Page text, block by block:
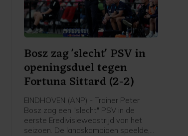
Bosz zag 'slecht' PSV in
openingsduel tegen
Fortuna Sittard (2-2)
EINDHOVEN (ANP) - Trainer Peter
Bosz zag een "slecht" PSV in de
eerste Eredivisiewedstrijd van het
seizoen. De landskampioen speelde,